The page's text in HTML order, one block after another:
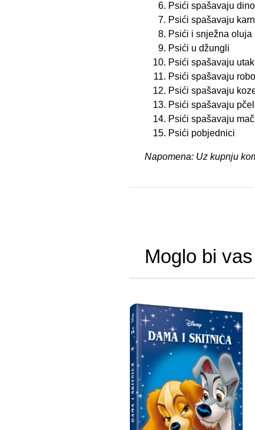
Psići spašavaju
Psići spašavaju
Psići i snježna oluja
Psići u džungli
Psići spašavaju
Psići spašavaju
Psići spašavaju
Psići spašavaju
Psići spašavaju
Psići pobjednici
Napomena: Uz kupnju
Moglo bi